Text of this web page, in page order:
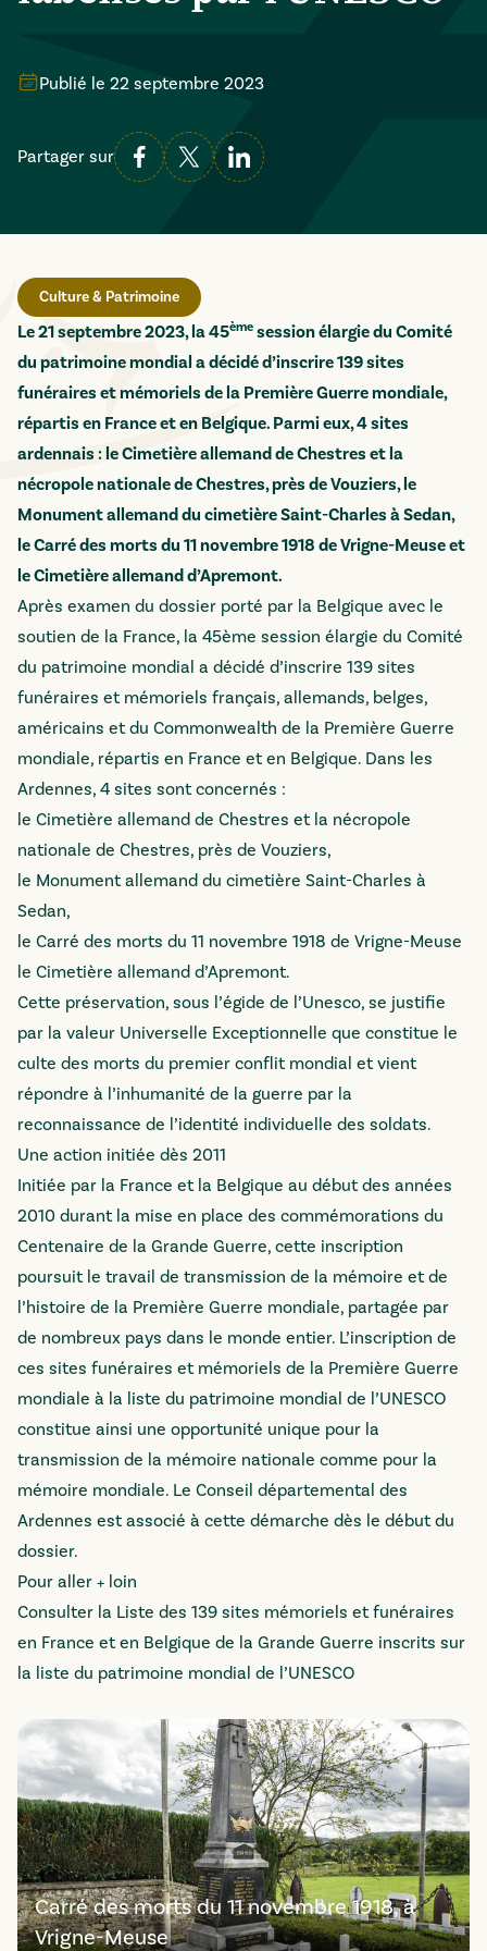
Publié le 22 septembre 2023
Partager sur
Culture & Patrimoine
Le 21 septembre 2023, la 45ème session élargie du Comité
du patrimoine mondial a décidé d’inscrire 139 sites
funéraires et mémoriels de la Première Guerre mondiale,
répartis en France et en Belgique. Parmi eux, 4 sites
ardennais : le Cimetière allemand de Chestres et la
nécropole nationale de Chestres, près de Vouziers, le
Monument allemand du cimetière Saint-Charles à Sedan,
le Carré des morts du 11 novembre 1918 de Vrigne-Meuse et
le Cimetière allemand d’Apremont.
Après examen du dossier porté par la Belgique avec le
soutien de la France, la 45ème session élargie du Comité
du patrimoine mondial a décidé d’inscrire 139 sites
funéraires et mémoriels français, allemands, belges,
américains et du Commonwealth de la Première Guerre
mondiale, répartis en France et en Belgique. Dans les
Ardennes, 4 sites sont concernés :
le Cimetière allemand de Chestres et la nécropole
nationale de Chestres, près de Vouziers,
le Monument allemand du cimetière Saint-Charles à
Sedan,
le Carré des morts du 11 novembre 1918 de Vrigne-Meuse
le Cimetière allemand d’Apremont.
Cette préservation, sous l’égide de l’Unesco, se justifie
par la valeur Universelle Exceptionnelle que constitue le
culte des morts du premier conflit mondial et vient
répondre à l’inhumanité de la guerre par la
reconnaissance de l’identité individuelle des soldats.
Une action initiée dès 2011
Initiée par la France et la Belgique au début des années
2010 durant la mise en place des commémorations du
Centenaire de la Grande Guerre, cette inscription
poursuit le travail de transmission de la mémoire et de
l’histoire de la Première Guerre mondiale, partagée par
de nombreux pays dans le monde entier. L’inscription de
ces sites funéraires et mémoriels de la Première Guerre
mondiale à la liste du patrimoine mondial de l’UNESCO
constitue ainsi une opportunité unique pour la
transmission de la mémoire nationale comme pour la
mémoire mondiale. Le Conseil départemental des
Ardennes est associé à cette démarche dès le début du
dossier.
Pour aller + loin
Consulter la Liste des 139 sites mémoriels et funéraires
en France et en Belgique de la Grande Guerre inscrits sur
la liste du patrimoine mondial de l’UNESCO
Carré des morts du 11 novembre 1918, à
Vrigne-Meuse